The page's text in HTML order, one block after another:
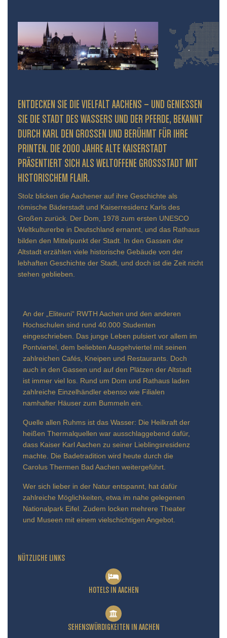
ENTDECKEN SIE DIE VIELFALT AACHENS – UND GENIESSEN S
IE DIE STADT DES WASSERS UND DER PFERDE, BEKANNT D
URCH KARL DEN GROSSEN UND BERÜHMT FÜR IHRE PR
INTEN. DIE 2000 JAHRE ALTE KAISERSTADT PR
ÄSENTIERT SICH ALS WELTOFFENE GROSSSTADT MIT HIS
TORISCHEM FLAIR.
Stolz blicken die Aachener auf ihre Geschichte als
römische Bäderstadt und Kaiserresidenz Karls des
Großen zurück. Der Dom, 1978 zum ersten UNESCO
Weltkulturerbe in Deutschland ernannt, und das Rathaus
bilden den Mittelpunkt der Stadt. In den Gassen der
Altstadt erzählen viele historische Gebäude von der
lebhaften Geschichte der Stadt, und doch ist die Zeit nicht
stehen geblieben.
An der „Eliteuni“ RWTH Aachen und den anderen
Hochschulen sind rund 40.000 Studenten
eingeschrieben. Das junge Leben pulsiert vor allem im
Pontviertel, dem beliebten Ausgehviertel mit seinen
zahlreichen Cafés, Kneipen und Restaurants. Doch
auch in den Gassen und auf den Plätzen der Altstadt
ist immer viel los. Rund um Dom und Rathaus laden
zahlreiche Einzelhändler ebenso wie Filialen
namhafter Häuser zum Bummeln ein.
Quelle allen Ruhms ist das Wasser: Die Heilkraft der
heißen Thermalquellen war ausschlaggebend dafür,
dass Kaiser Karl Aachen zu seiner Lieblingsresidenz
machte. Die Badetradition wird heute durch die
Carolus Thermen Bad Aachen weitergeführt.
Wer sich lieber in der Natur entspannt, hat dafür
zahlreiche Möglichkeiten, etwa im nahe gelegenen
Nationalpark Eifel. Zudem locken mehrere Theater
und Museen mit einem vielschichtigen Angebot.
NÜTZLICHE LINKS
HOTELS IN AACHEN
SEHENSWÜRDIGKEITEN IN AACHEN